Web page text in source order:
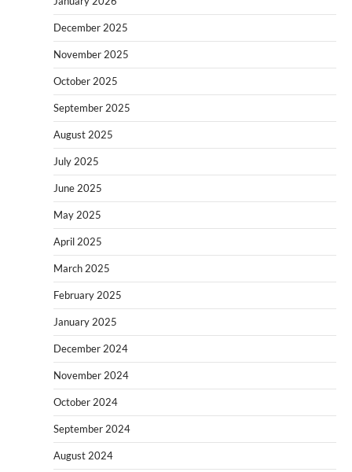
December 2025
November 2025
October 2025
September 2025
August 2025
July 2025
June 2025
May 2025
April 2025
March 2025
February 2025
January 2025
December 2024
November 2024
October 2024
September 2024
August 2024